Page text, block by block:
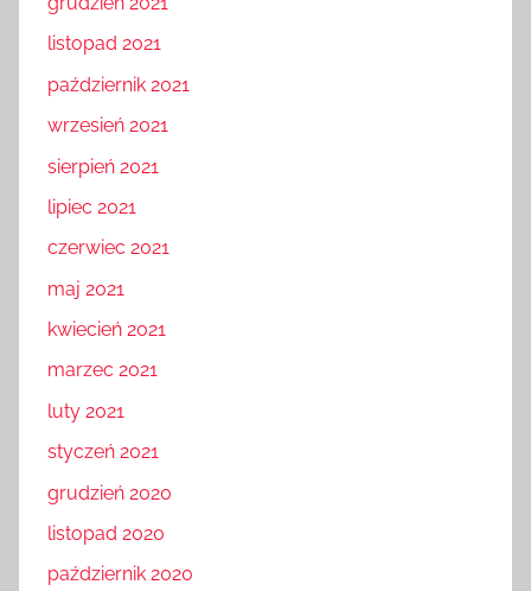
listopad 2021
październik 2021
wrzesień 2021
sierpień 2021
lipiec 2021
czerwiec 2021
maj 2021
kwiecień 2021
marzec 2021
luty 2021
styczeń 2021
grudzień 2020
listopad 2020
październik 2020